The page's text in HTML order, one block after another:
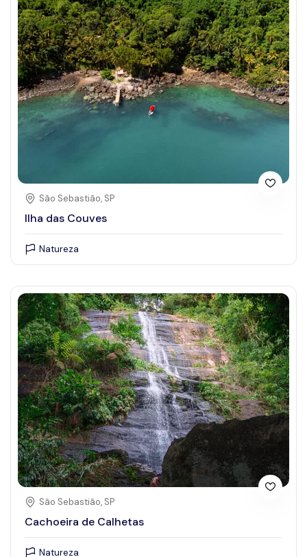
São Sebastião, SP
Ilha das Couves
Natureza
São Sebastião, SP
Cachoeira de Calhetas
Natureza